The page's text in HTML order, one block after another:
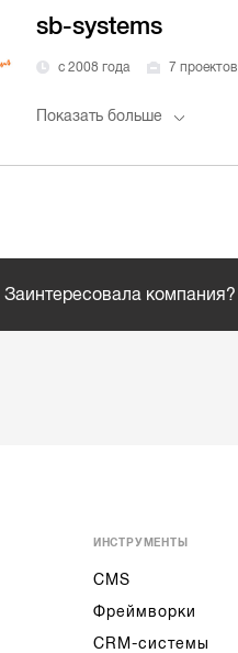
sb-systems
с 2008 года 7 проектов
Показать больше
Заинтересовала
ИНСТРУМЕНТЫ
CMS
Фреймворки
CRM-системы